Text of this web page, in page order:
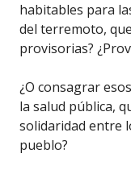
habitables para
del terremoto,
provisorias?
¿O consagrar
la salud pública,
solidaridad entre
pueblo?